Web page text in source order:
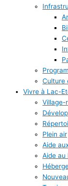
Culture
Vivre à Lac-
Village-
Plein air
Aide
Aide